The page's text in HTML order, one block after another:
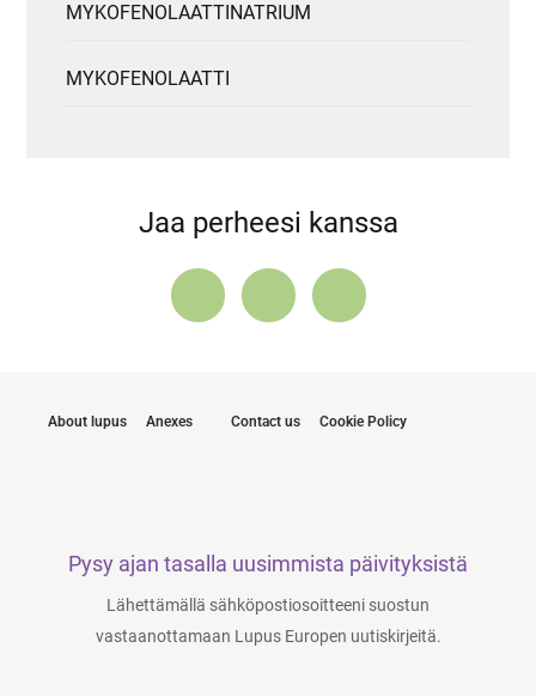
MYKOFENOLAATTINATRIUM
MYKOFENOLAATTI
Jaa perheesi kanssa
About lupus Anexes Contact us Cookie Policy
Pysy ajan tasalla uusimmista päivityksistä
Lähettämällä sähköpostiosoitteeni suostun
vastaanottamaan Lupus Europen uutiskirjeitä.